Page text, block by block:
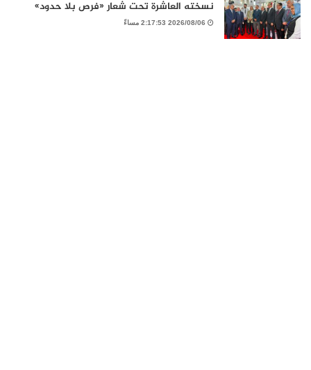
نسخته العاشرة تحت شعار «فرص بلا حدود»
2026/08/06 2:17:53 مساءً